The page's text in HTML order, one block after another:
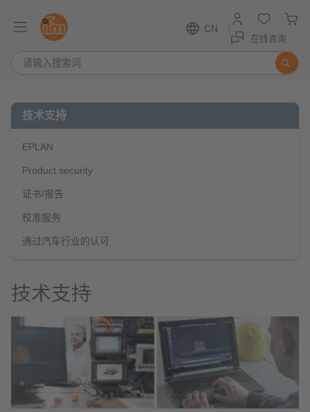
CN
在线咨询
技术支持
EPLAN
Product security
证书/报告
校准服务
通过汽车行业的认可
技术支持